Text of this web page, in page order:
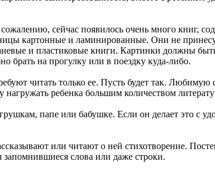
сейчас появилось очень много книг,
картонные и ламинированные. Они не
и пластиковые книги. Картинки должны
брать на прогулку или в поездку куда-либо.
читать только ее. Пусть будет так. Любимую
ребенка большим количеством
папе или бабушке. Если он делает это с
или читают о ней стихотворение.
запомнившиеся слова или даже строки.